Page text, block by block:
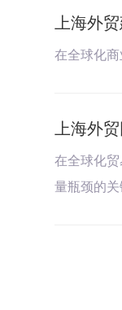
上海外
在全球化
上海外
在全球化
量瓶颈的关